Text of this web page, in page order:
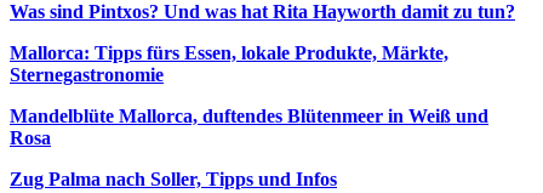
Was sind Pintxos? Und was hat Rita Hayworth damit zu tun?
Mallorca: Tipps fürs Essen, lokale Produkte, Märkte,
Sternegastronomie
Mandelblüte Mallorca, duftendes Blütenmeer in Weiß und
Rosa
Zug Palma nach Soller, Tipps und Infos